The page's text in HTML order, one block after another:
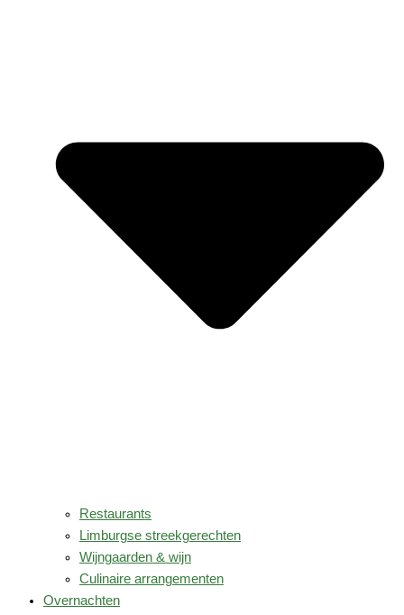
Restaurants
Limburgse streekgerechten
Wijngaarden & wijn
Culinaire arrangementen
Overnachten